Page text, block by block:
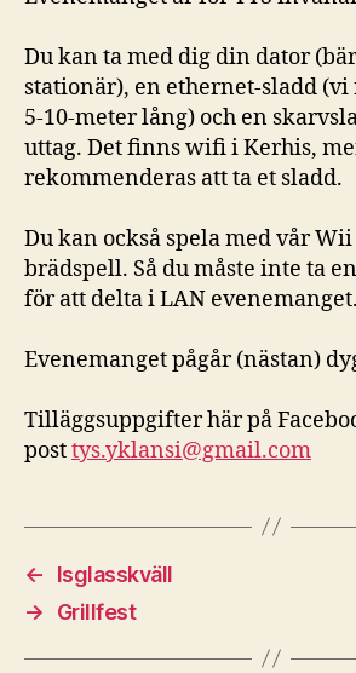
Du kan ta med dig din dator
stationär), en ethernet-sladd
5-10-meter lång) och en
uttag. Det finns wifi i Kerhis,
rekommenderas att ta et sladd.
Du kan också spela med vår
brädspell. Så du måste inte ta
för att delta i LAN
Evenemanget pågår (nästan)
Tilläggsuppgifter här på
posttys.yklansi@gmail.com
←
Isglasskväll
→
Grillfest